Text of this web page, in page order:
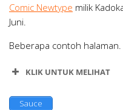
Comic Newtype milik
Juni.
Beberapa contoh halaman.
KLIK UNTUK MELIHAT
Sauce